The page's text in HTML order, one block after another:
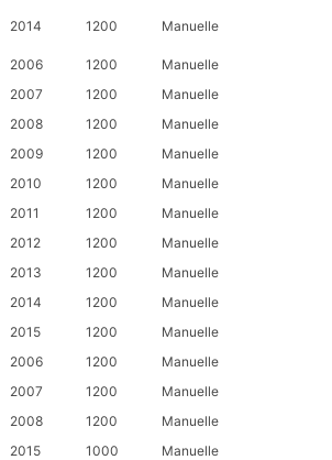
2014 1200 Manuelle
2006 1200
Manuelle
2007 1200
Manuelle
2008 1200
Manuelle
2009 1200
Manuelle
2010 1200
Manuelle
2011 1200
Manuelle
2012 1200
Manuelle
2013 1200
Manuelle
2014 1200
Manuelle
2015 1200
Manuelle
2006 1200
Manuelle
2007 1200
Manuelle
2008 1200
Manuelle
2015 1000 Manuelle